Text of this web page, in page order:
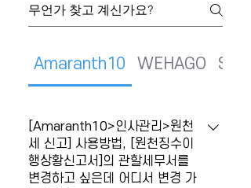
Amaranth10 WEHAGO
[Amaranth10>인사관리>원천
세 신고] 사용방법, [원천징수이
행상황신고서]의 관할세무서를
변경하고 싶은데 어디서 변경 가